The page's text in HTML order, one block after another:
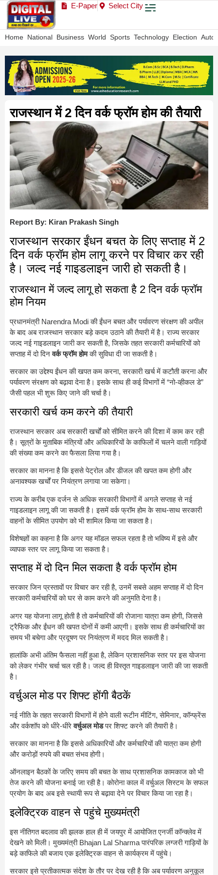
E-Paper Select City
Home National Business World Sports Technology Election Auto
राजस्थान में 2 दिन वर्क फ्रॉम होम की तैयारी
Report By: Kiran Prakash Singh
राजस्थान सरकार ईंधन बचत के लिए सप्ताह में 2
दिन वर्क फ्रॉम होम लागू करने पर विचार कर रही
है। जल्द नई गाइडलाइन जारी हो सकती है।
राजस्थान में जल्द लागू हो सकता है 2 दिन वर्क फ्रॉम
होम नियम
प्रधानमंत्री Narendra Modiकी ईंधन बचत और पर्यावरण संरक्षण की अपील
के बाद अब राजस्थान सरकार बड़े कदम उठाने की तैयारी में है। राज्य सरकार
जल्द नई गाइडलाइन जारी कर सकती है, जिसके तहत सरकारी कर्मचारियों को
सप्ताह में दो दिनवर्क फ्रॉम होमकी सुविधा दी जा सकती है।
सरकार का उद्देश्य ईंधन की खपत कम करना, सरकारी खर्च में कटौती करना और
पर्यावरण संरक्षण को बढ़ावा देना है। इसके साथ ही कई विभागों में “नो-व्हीकल डे”
जैसी पहल भी शुरू किए जाने की चर्चा है।
सरकारी खर्च कम करने की तैयारी
राजस्थान सरकार अब सरकारी खर्चों को सीमित करने की दिशा में काम कर रही
है। सूत्रों के मुताबिक मंत्रियों और अधिकारियों के काफिलों में चलने वाली गाड़ियों
की संख्या कम करने का फैसला लिया गया है।
सरकार का मानना है कि इससे पेट्रोल और डीजल की खपत कम होगी और
अनावश्यक खर्चों पर नियंत्रण लगाया जा सकेगा।
राज्य के करीब एक दर्जन से अधिक सरकारी विभागों में अगले सप्ताह से नई
गाइडलाइन लागू की जा सकती है। इसमें वर्क फ्रॉम होम के साथ-साथ सरकारी
वाहनों के सीमित उपयोग को भी शामिल किया जा सकता है।
विशेषज्ञों का कहना है कि अगर यह मॉडल सफल रहता है तो भविष्य में इसे और
व्यापक स्तर पर लागू किया जा सकता है।
सप्ताह में दो दिन मिल सकता है वर्क फ्रॉम होम
सरकार जिन प्रस्तावों पर विचार कर रही है, उनमें सबसे अहम सप्ताह में दो दिन
सरकारी कर्मचारियों को घर से काम करने की अनुमति देना है।
अगर यह योजना लागू होती है तो कर्मचारियों की रोजाना यात्रा कम होगी, जिससे
ट्रैफिक और ईंधन की खपत दोनों में कमी आएगी। इसके साथ ही कर्मचारियों का
समय भी बचेगा और प्रदूषण पर नियंत्रण में मदद मिल सकती है।
हालांकि अभी अंतिम फैसला नहीं हुआ है, लेकिन प्रशासनिक स्तर पर इस योजना
को लेकर गंभीर चर्चा चल रही है। जल्द ही विस्तृत गाइडलाइन जारी की जा सकती
है।
वर्चुअल मोड पर शिफ्ट होंगी बैठकें
नई नीति के तहत सरकारी विभागों में होने वाली रूटीन मीटिंग, सेमिनार, कॉन्फ्रेंस
और वर्कशॉप को धीरे-धीरेवर्चुअल मोडपर शिफ्ट करने की तैयारी है।
सरकार का मानना है कि इससे अधिकारियों और कर्मचारियों की यात्रा कम होगी
और करोड़ों रुपये की बचत संभव होगी।
ऑनलाइन बैठकों के जरिए समय की बचत के साथ प्रशासनिक कामकाज को भी
तेज करने की योजना बनाई जा रही है। कोरोना काल में वर्चुअल सिस्टम के सफल
प्रयोग के बाद अब इसे स्थायी रूप से बढ़ावा देने पर विचार किया जा रहा है।
इलेक्ट्रिक वाहन से पहुंचे मुख्यमंत्री
इस नीतिगत बदलाव की झलक हाल ही में जयपुर में आयोजित एनर्जी कॉन्क्लेव में
देखने को मिली। मुख्यमंत्री Bhajan Lal Sharmaपारंपरिक लग्जरी गाड़ियों के
बड़े काफिले की बजाय एक इलेक्ट्रिक वाहन से कार्यक्रम में पहुंचे।
सरकार इसे प्रतीकात्मक संदेश के तौर पर देख रही है कि अब पर्यावरण अनुकूल